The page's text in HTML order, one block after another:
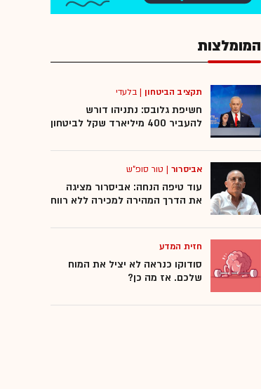
המומלצות
תקציב הביטחון |בלעדי
חשיפת גלובס: נתניהו דורש
להעביר 400 מיליארד שקל לביטחון
אביסרור| טור סופ"ש
עוד טיפה הנחה: אביסרור מציגה
את הדרך המהירה למכירה ללא רווח
חזית המדע
סודוקו כנראה לא יציל את המוח
שלכם. אז מה כן?